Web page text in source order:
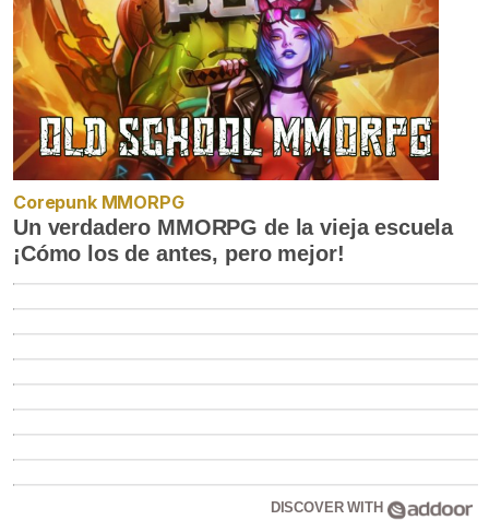
Corepunk MMORPG
Un verdadero MMORPG de la vieja escuela
¡Cómo los de antes, pero mejor!
DISCOVER WITH